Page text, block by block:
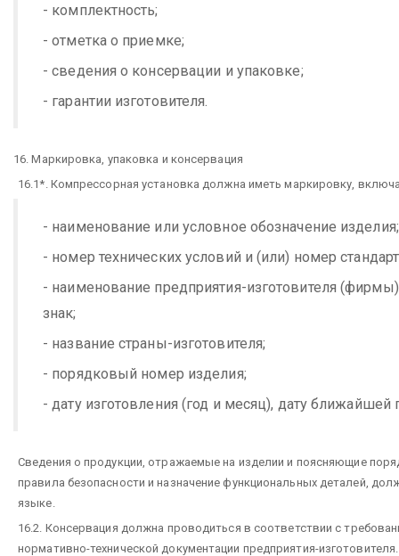
- комплектность;
- отметка о приемке;
- сведения о консервации и упаковке;
- гарантии изготовителя.
16. Маркировка, упаковка и консервация
16.1*. Компрессорная установка должна иметь маркировку,
- наименование или условное обозначение изделия;
- номер технических условий и (или) номер
- наименование предприятия-изготовителя
знак;
- название страны-изготовителя;
- порядковый номер изделия;
- дату изготовления (год и месяц), дату ближайшей
Сведения о продукции, отражаемые на изделии и поясняющие
правила безопасности и назначение функциональных деталей,
языке.
16.2. Консервация должна проводиться в соответствии с
нормативно-технической документации предприятия-изготовителя.